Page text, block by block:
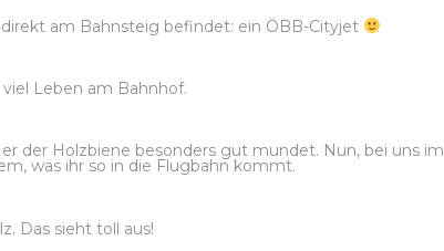
direkt am Bahnsteig befindet: ein ÖBB-Cityjet
Leben am Bahnhof.
der Holzbiene besonders gut mundet. Nun, bei uns im
was ihr so in die Flugbahn kommt.
Das sieht toll aus!